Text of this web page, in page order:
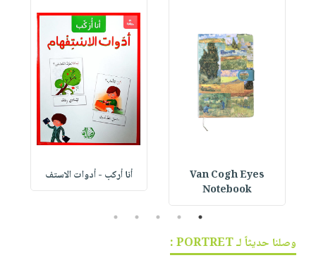
Van Cogh Eyes
Notebook
أنا أركب - أدوات الاستف
1
2
3
4
5
وصلنا حديثاً لـ PORTRET :